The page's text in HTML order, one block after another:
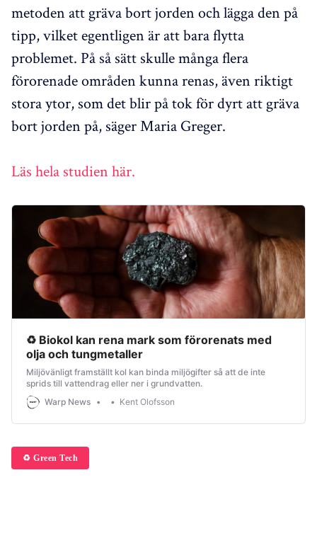
metoden att gräva bort jorden och lägga den på
tipp, vilket egentligen är att bara flytta
problemet. På så sätt skulle många flera
förorenade områden kunna renas, även riktigt
stora ytor, som det blir på tok för dyrt att gräva
bort jorden på, säger Maria Greger.
Läs hela studien här.
♻ Biokol kan rena mark som förorenats med
olja och tungmetaller
Miljövänligt framställt kol kan binda miljögifter så att de inte
sprids till vattendrag eller ner i grundvatten.
Warp News
Kent Olofsson
♻️ Green Tech